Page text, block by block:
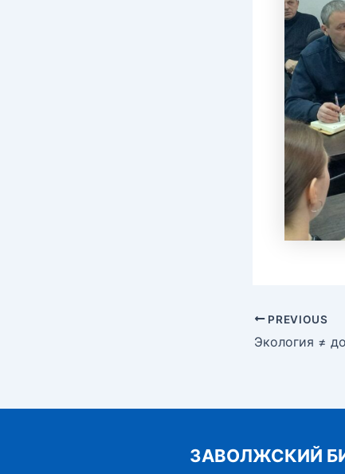
Post
navigation
PREVIOUS
Экология ≠
ЗАВОЛЖСКИЙ